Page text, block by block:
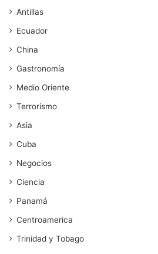
Antillas
Ecuador
China
Gastronomía
Medio Oriente
Terrorismo
Asia
Cuba
Negocios
Ciencia
Panamá
Centroamerica
Trinidad y Tobago